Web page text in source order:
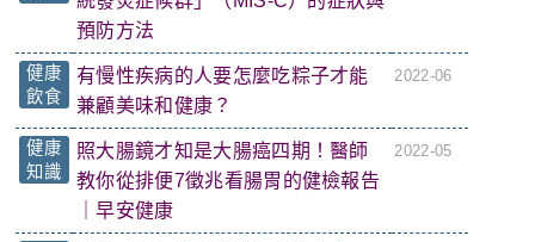
預防方法
健康
飲食
有慢性疾病的人要怎麼吃粽子才能
兼顧美味和健康？
2022-06
健康
知識
照大腸鏡才知是大腸癌四期！醫師
教你從排便7徵兆看腸胃的健檢報告
｜早安健康
2022-05